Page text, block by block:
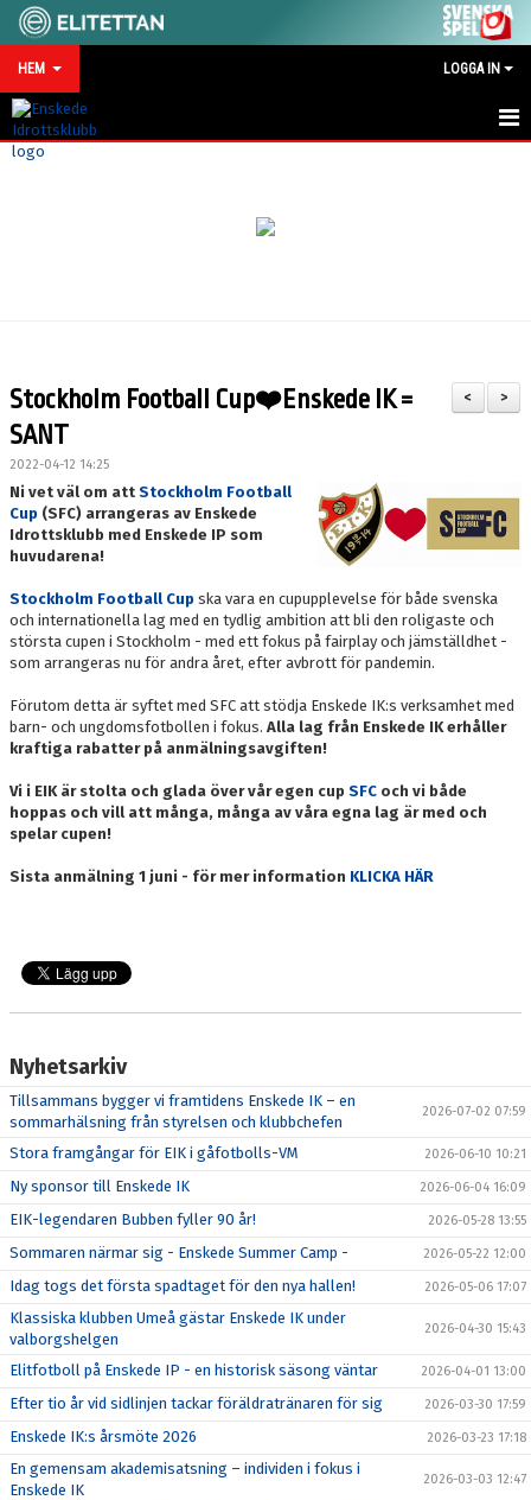
HEM LOGGA IN
HEM
SPONSRING
>
<
Stockholm Football Cup❤️Enskede IK =
SANT
2022-04-12 14:25
Ni vet väl om att Stockholm Football
Cup (SFC) arrangeras av Enskede
Idrottsklubb med Enskede IP som
huvudarena!
Stockholm Football Cup ska vara en cupupplevelse för både svenska
och internationella lag med en tydlig ambition att bli den roligaste och
största cupen i Stockholm - med ett fokus på fairplay och jämställdhet -
som arrangeras nu för andra året, efter avbrott för pandemin.
Förutom detta är syftet med SFC att stödja Enskede IK:s verksamhet med
barn- och ungdomsfotbollen i fokus. Alla lag från Enskede IK erhåller
kraftiga rabatter på anmälningsavgiften!
Vi i EIK är stolta och glada över vår egen cup SFC och vi både
hoppas och vill att många, många av våra egna lag är med och
spelar cupen!
Sista anmälning 1 juni - för mer information KLICKA HÄR
Nyhetsarkiv
Tillsammans bygger vi framtidens Enskede IK – en
sommarhälsning från styrelsen och klubbchefen
2026-07-02 07:59
Stora framgångar för EIK i gåfotbolls-VM 2026-06-10 10:21
Ny sponsor till Enskede IK 2026-06-04 16:09
EIK-legendaren Bubben fyller 90 år! 2026-05-28 13:55
Sommaren närmar sig - Enskede Summer Camp - 2026-05-22 12:00
Idag togs det första spadtaget för den nya hallen! 2026-05-06 17:07
Klassiska klubben Umeå gästar Enskede IK under
valborgshelgen
2026-04-30 15:43
Elitfotboll på Enskede IP - en historisk säsong väntar 2026-04-01 13:00
Efter tio år vid sidlinjen tackar föräldratränaren för sig 2026-03-30 17:59
Enskede IK:s årsmöte 2026 2026-03-23 17:18
En gemensam akademisatsning – individen i fokus i
Enskede IK
2026-03-03 12:47